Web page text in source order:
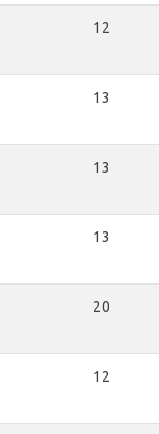
12
13
13
13
20
12